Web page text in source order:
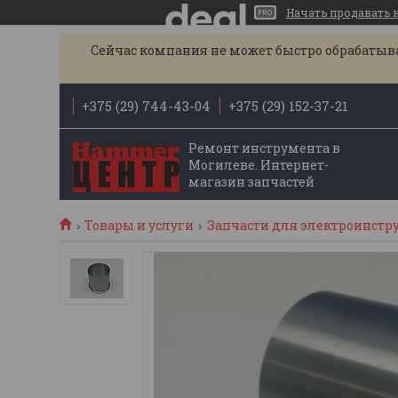
Начать продавать
Сейчас компания не может быстро
+375 (29) 744-43-04 +375 (29) 152-37-21
Ремонт инструмента в
Могилеве. Интернет-
магазин запчастей
Товары и услуги Запчасти для